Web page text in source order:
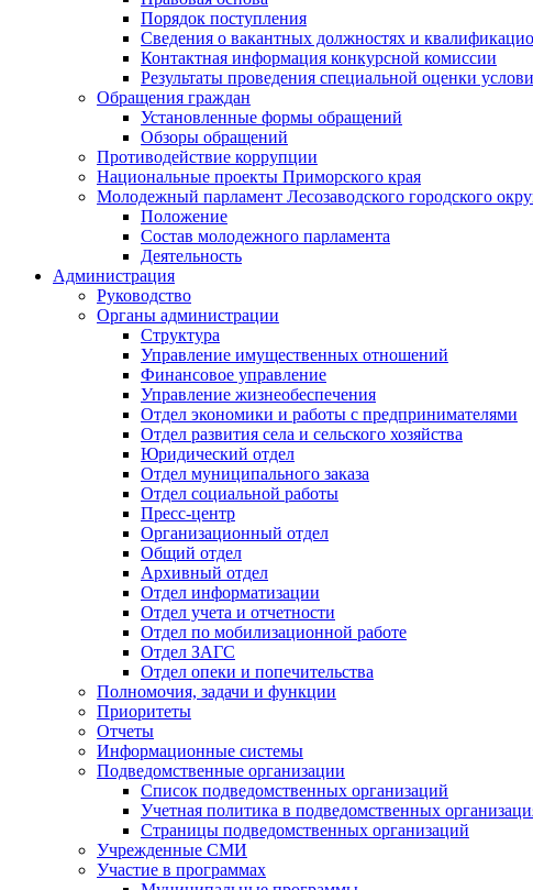
Порядок поступления
Сведения о вакантных должностях и
Контактная информация конкурсной комиссии
Результаты проведения специальной оценки
Обращения граждан
Установленные формы обращений
Обзоры обращений
Противодействие коррупции
Национальные проекты Приморского края
Молодежный парламент Лесозаводского городского
Положение
Состав молодежного парламента
Деятельность
Администрация
Руководство
Органы администрации
Структура
Управление имущественных отношений
Финансовое управление
Управление жизнеобеспечения
Отдел экономики и работы с предпринимателями
Отдел развития села и сельского хозяйства
Юридический отдел
Отдел муниципального заказа
Отдел социальной работы
Пресс-центр
Организационный отдел
Общий отдел
Архивный отдел
Отдел информатизации
Отдел учета и отчетности
Отдел по мобилизационной работе
Отдел ЗАГС
Отдел опеки и попечительства
Полномочия, задачи и функции
Приоритеты
Отчеты
Информационные системы
Подведомственные организации
Список подведомственных организаций
Учетная политика в подведомственных
Страницы подведомственных организаций
Учрежденные СМИ
Участие в программах